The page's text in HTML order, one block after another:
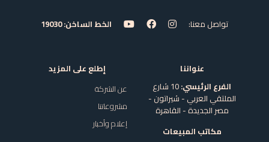
تواصل معنا: الخط الساخن: 19030
عنواننا
الفرع الرئيسي:
10 شارع
الملتقي العربي - شيراتون -
مصر الجديدة - القاهرة
مكاتب المبيعات
إطلع على المزيد
عن الشركة
مشروعاتنا
إعلام وأخبار